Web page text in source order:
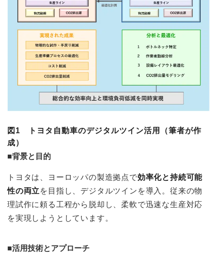
図1 トヨタ自動車のデジタルツイン活用（筆者が作
成）
■背景と目的
トヨタは、ヨーロッパの製造拠点で効率化と持続可能
性の両立 を目指し、デジタルツインを導入。従来の物
理試作に頼る工程から脱却し、柔軟で迅速な生産対応
を実現しようとしています。
■活用技術とアプローチ